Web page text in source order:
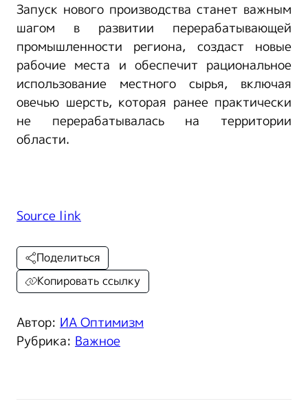
Запуск нового производства станет важным
шагом в развитии перерабатывающей
промышленности региона, создаст новые
рабочие места и обеспечит рациональное
использование местного сырья, включая
овечью шерсть, которая ранее практически
не перерабатывалась на территории
области.
Source link
Автор: ИА Оптимизм
Рубрика: Важное
Поделиться
Копировать ссылку